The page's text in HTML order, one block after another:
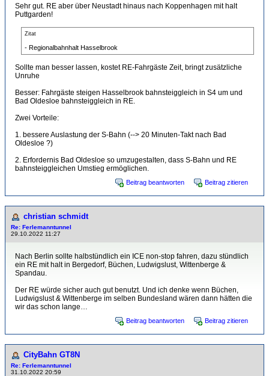
Sehr gut. RE aber über Neustadt hinaus nach Koppenhagen mit halt
Puttgarden!
Zitat
- Regionalbahnhalt Hasselbrook
Sollte man besser lassen, kostet RE-Fahrgäste Zeit, bringt zusätzliche
Unruhe
Besser: Fahrgäste steigen Hasselbrook bahnsteiggleich in S4 um und
Bad Oldesloe bahnsteiggleich in RE.
Zwei Vorteile:
1. bessere Auslastung der S-Bahn (--> 20 Minuten-Takt nach Bad
Oldesloe ?)
2. Erfordernis Bad Oldesloe so umzugestalten, dass S-Bahn und RE
bahnsteiggleichen Umstieg ermöglichen.
Beitrag beantworten Beitrag zitieren
christian schmidt
Re: Ferlemanntunnel
29.10.2022 11:27
Nach Berlin sollte halbstündlich ein ICE non-stop fahren, dazu stündlich
ein RE mit halt in Bergedorf, Büchen, Ludwigslust, Wittenberge &
Spandau.
Der RE würde sicher auch gut benutzt. Und ich denke wenn Büchen,
Ludwigslust & Wittenberge im selben Bundesland wären dann hätten die
wir das schon lange…
Beitrag beantworten Beitrag zitieren
CityBahn GT8N
Re: Ferlemanntunnel
31.10.2022 20:59